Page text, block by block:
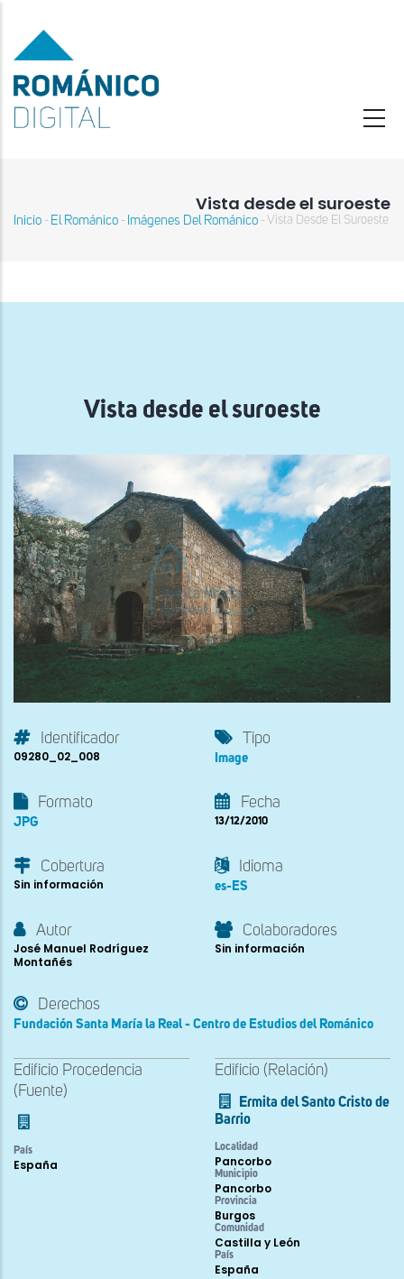
contenido
principal
Vista desde el suroeste
Sobrescribir
navegación
Inicio - El Románico - Imágenes Del Románico - Vista Desde El Suroeste
Vista desde el suroeste
Identificador
09280_02_008
Tipo
Image
Formato
JPG
Fecha
13/12/2010
Cobertura
Sin información
Idioma
es-ES
Autor
José Manuel Rodríguez
Montañés
Colaboradores
Sin información
Derechos
Fundación Santa María la Real - Centro de Estudios del Románico
Edificio Procedencia
(Fuente)
País
España
Edificio (Relación)
Ermita del Santo Cristo de
Barrio
Localidad
Pancorbo
Municipio
Pancorbo
Provincia
Burgos
Comunidad
Castilla y León
País
España